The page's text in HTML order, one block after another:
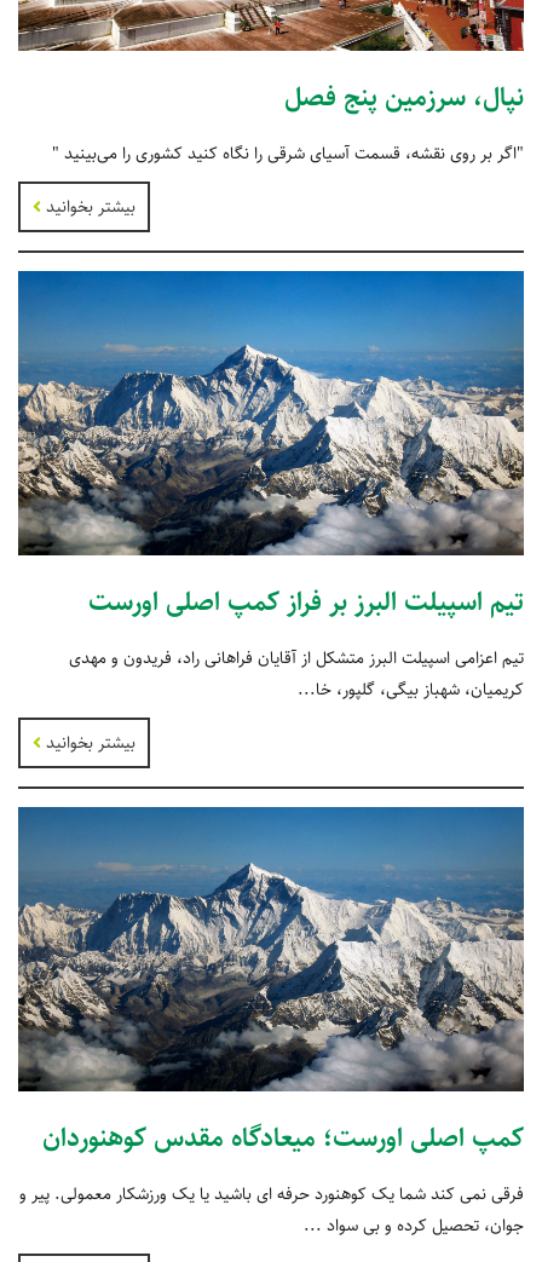
نپال، سرزمین پنج فصل
"اگر بر روی نقشه، قسمت آسیای شرقی را نگاه کنید کشوری را می‌بینید "
بیشتر بخوانید
تیم اسپیلت البرز بر فراز کمپ اصلی اورست
تیم اعزامی اسپیلت البرز متشکل از آقایان فراهانی راد، فریدون و مهدی
کریمیان، شهباز بیگی، گلپور، خا...
بیشتر بخوانید
کمپ اصلی اورست؛ میعادگاه مقدس کوهنوردان
فرقی نمی کند شما یک کوهنورد حرفه ای باشید یا یک ورزشکار معمولی. پیر و
جوان، تحصیل کرده و بی سواد ...